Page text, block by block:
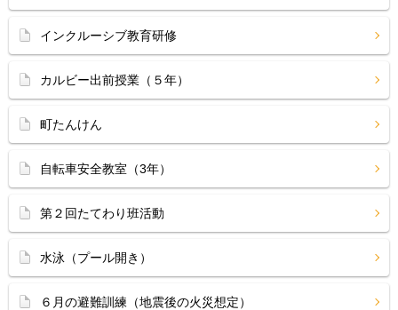
インクルーシブ教育研修
カルビー出前授業（５年）
町たんけん
自転車安全教室（3年）
第２回たてわり班活動
水泳（プール開き）
６月の避難訓練（地震後の火災想定）